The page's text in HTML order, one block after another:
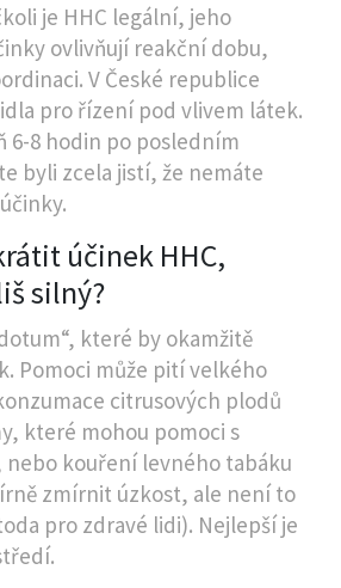
je HHC legální, jeho
ovlivňují reakční dobu,
V České republice
pro řízení pod vlivem látek.
6-8 hodin po posledním
byli zcela jistí, že nemáte
účinek HHC,
silný?
které by okamžitě
Pomoci může pití velkého
citrusových plodů
které mohou pomoci s
kouření levného tabáku
zmírnit úzkost, ale není to
pro zdravé lidi). Nejlepší je